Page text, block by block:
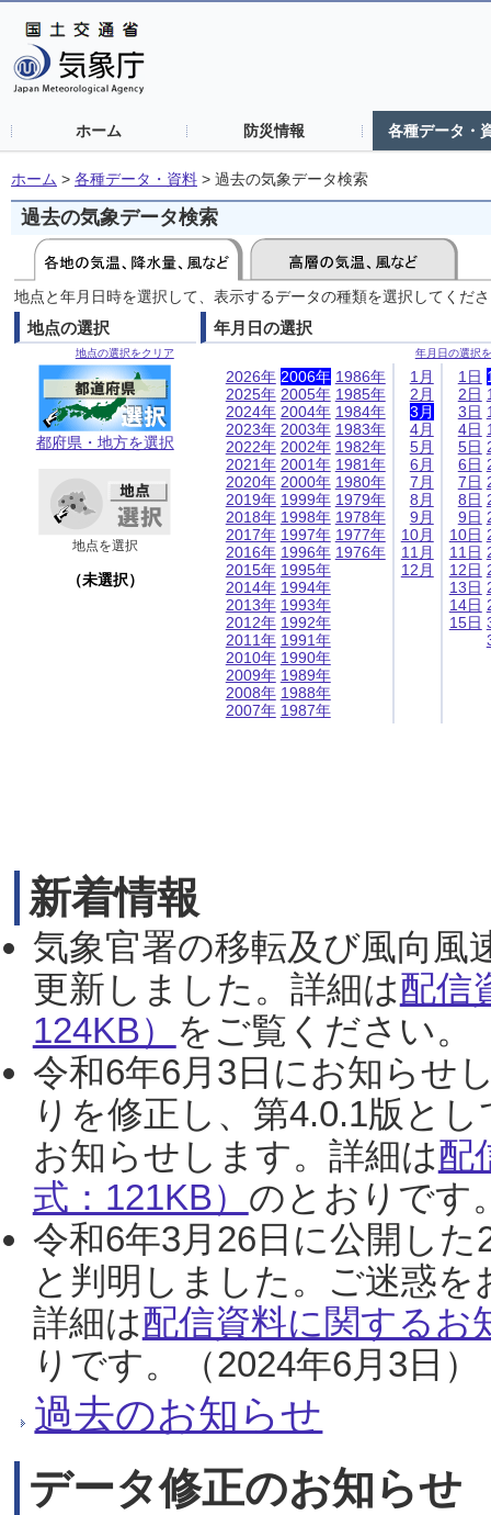
ホーム 防災情報 各種データ・
ホーム > 各種データ・資料 > 過去の気象データ検索
過去の気象データ検索
地点と年月日時を選択して、表示するデータの種類を選択してくだ
地点の選択
地点の選択をクリア
都府県・地方を選択
地点を選択
（未選択）
年月日の選択
年月日の選択
2026年
2025年
2024年
2023年
2022年
2021年
2020年
2019年
2018年
2017年
2016年
2015年
2014年
2013年
2012年
2011年
2010年
2009年
2008年
2007年
2006年
2005年
2004年
2003年
2002年
2001年
2000年
1999年
1998年
1997年
1996年
1995年
1994年
1993年
1992年
1991年
1990年
1989年
1988年
1987年
1986年
1985年
1984年
1983年
1982年
1981年
1980年
1979年
1978年
1977年
1976年
1月
2月
3月
4月
5月
6月
7月
8月
9月
10月
11月
12月
1日
2日
3日
4日
5日
6日
7日
8日
9日
10日
11日
12日
13日
14日
15日
新着情報
気象官署の移転及び風向風
更新しました。詳細は配信
124KB） をご覧ください。
令和6年6月3日にお知らせ
りを修正し、第4.0.1版と
お知らせします。詳細は配
式：121KB） のとおりです
令和6年3月26日に公開し
と判明しました。ご迷惑
詳細は配信資料に関するお
りです。（2024年6月3日）
過去のお知らせ
データ修正のお知らせ